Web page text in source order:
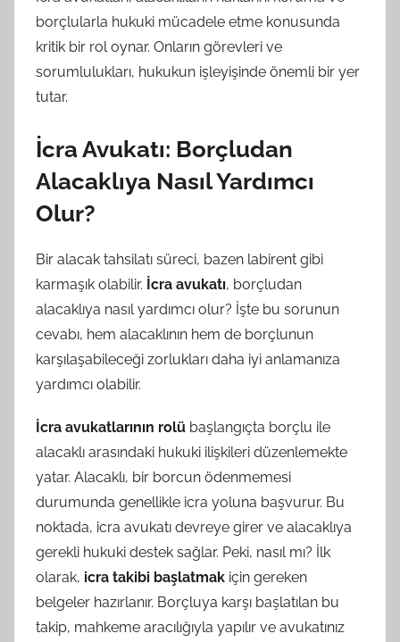
borçlularla hukuki mücadele etme konusunda
kritik bir rol oynar. Onların görevleri ve
sorumlulukları, hukukun işleyişinde önemli bir yer
tutar.
İcra Avukatı: Borçludan
Alacaklıya Nasıl Yardımcı
Olur?
Bir alacak tahsilatı süreci, bazen labirent gibi
karmaşık olabilir. İcra avukatı, borçludan
alacaklıya nasıl yardımcı olur? İşte bu sorunun
cevabı, hem alacaklının hem de borçlunun
karşılaşabileceği zorlukları daha iyi anlamanıza
yardımcı olabilir.
İcra avukatlarının rolü başlangıçta borçlu ile
alacaklı arasındaki hukuki ilişkileri düzenlemekte
yatar. Alacaklı, bir borcun ödenmemesi
durumunda genellikle icra yoluna başvurur. Bu
noktada, icra avukatı devreye girer ve alacaklıya
gerekli hukuki destek sağlar. Peki, nasıl mı? İlk
olarak, icra takibi başlatmak için gereken
belgeler hazırlanır. Borçluya karşı başlatılan bu
takip, mahkeme aracılığıyla yapılır ve avukatınız